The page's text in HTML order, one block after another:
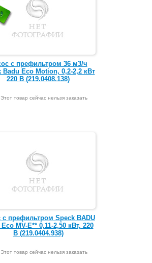
с префильтром 36 м3/ч
Badu Eco Motion, 0,2-2,2 кВт
220 В (219.0408.138)
Этот товар сейчас нельзя заказать
с префильтром Speck BADU
Eco MV-E** 0,11-2,50 кВт, 220
В (219.0404.938)
Этот товар сейчас нельзя заказать